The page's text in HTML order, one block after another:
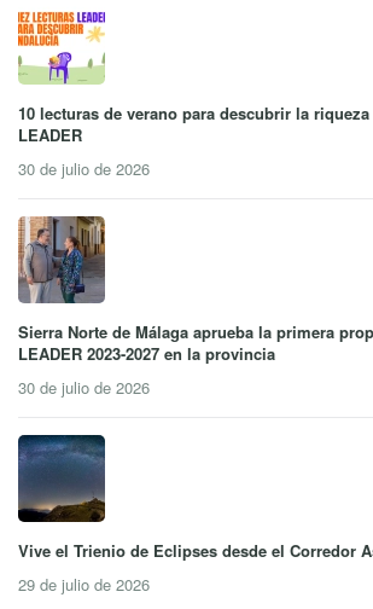
10 lecturas de verano para descubrir la
LEADER
30 de julio de 2026
Sierra Norte de Málaga aprueba la primera
LEADER 2023-2027 en la provincia
30 de julio de 2026
Vive el Trienio de Eclipses desde el Corredor
29 de julio de 2026